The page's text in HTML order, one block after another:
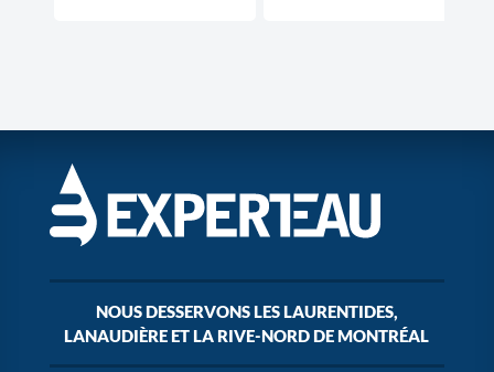
NOUS DESSERVONS LES LAURENTIDES,
LANAUDIÈRE ET LA RIVE-NORD DE MONTRÉAL